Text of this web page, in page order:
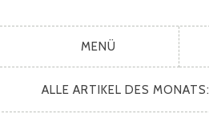
MENÜ
ALLE ARTIKEL DES MONATS: